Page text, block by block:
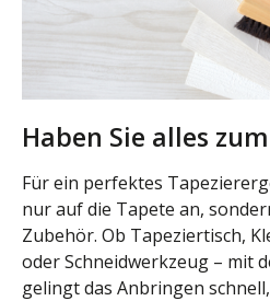
Haben Sie alles
Für ein perfektes
nur auf die Tapete an,
Zubehör. Ob Tapeziertisch,
oder Schneidwerkzeug – mit
gelingt das Anbringen